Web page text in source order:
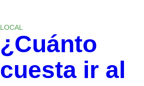
LOCAL
¿Cuánto
cuesta ir al